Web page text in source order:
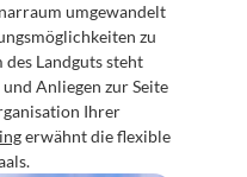
umgewandelt
zu
des Landguts steht
Anliegen zur Seite
Ihrer
erwähnt die flexible